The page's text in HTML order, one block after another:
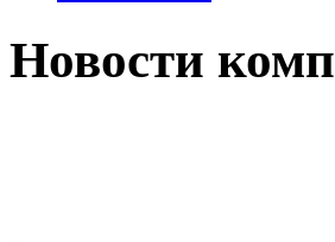
Новости